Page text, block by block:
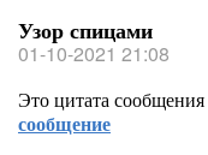
Узор спицами
01-10-2021 21:08
Это цитата сообщения
сообщение